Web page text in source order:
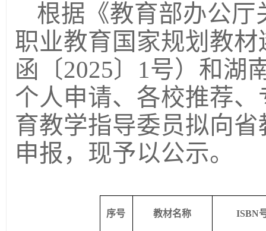
根据《教育部办公
职业教育国家规划教
函〔2025〕1号）和湖
个人申请、 各校推荐、
育教学指导委员拟向省
申报，现予以公示。
序号 教材名称 ISBN